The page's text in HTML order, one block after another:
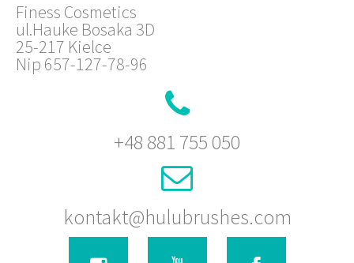
Finess Cosmetics
ul.Hauke Bosaka 3D
25-217 Kielce
Nip 657-127-78-96
+48 881 755 050
kontakt@hulubrushes.com